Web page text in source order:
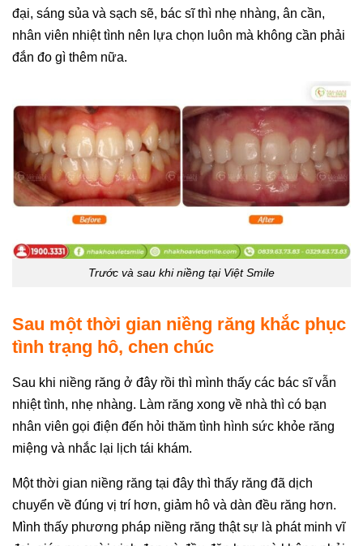
đại, sáng sủa và sạch sẽ, bác sĩ thì nhẹ nhàng, ân cần,
nhân viên nhiệt tình nên lựa chọn luôn mà không cần phải
đắn đo gì thêm nữa.
Trước và sau khi niềng tại Việt Smile
Sau một thời gian niềng răng khắc phục
tình trạng hô, chen chúc
Sau khi niềng răng ở đây rồi thì mình thấy các bác sĩ vẫn
nhiệt tình, nhẹ nhàng. Làm răng xong về nhà thì có bạn
nhân viên gọi điện đến hỏi thăm tình hình sức khỏe răng
miệng và nhắc lại lịch tái khám.
Một thời gian niềng răng tại đây thì thấy răng đã dịch
chuyển về đúng vị trí hơn, giảm hô và dàn đều răng hơn.
Mình thấy phương pháp niềng răng thật sự là phát minh vĩ